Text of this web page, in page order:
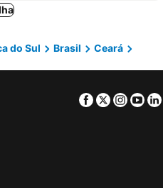
Salvador, Bahia Hotéis
do Sul Brasil
Ceará
Facebook
Twitter